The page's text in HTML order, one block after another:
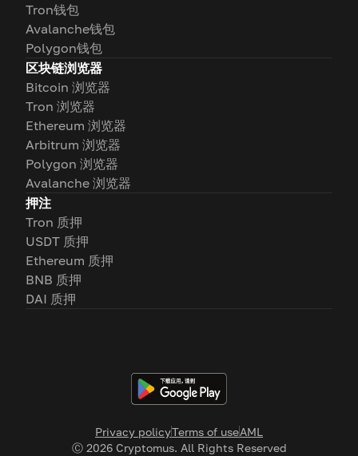
Privacy policyTerms of useAML
Ⓒ 2026Cryptomus. All Rights Reserved
Tron钱包
Avalanche钱包
Polygon钱包
区块链浏览器
Bitcoin 浏览器
Tron 浏览器
Ethereum 浏览器
Arbitrum 浏览器
Polygon 浏览器
Avalanche 浏览器
押注
Tron 质押
USDT 质押
Ethereum 质押
BNB 质押
DAI 质押